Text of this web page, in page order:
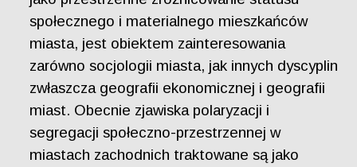
społecznego i materialnego mieszkańców
miasta, jest obiektem zainteresowania
zarówno socjologii miasta, jak innych dyscyplin
zwłaszcza geografii ekonomicznej i geografii
miast. Obecnie zjawiska polaryzacji i
segregacji społeczno-przestrzennej w
miastach zachodnich traktowane są jako